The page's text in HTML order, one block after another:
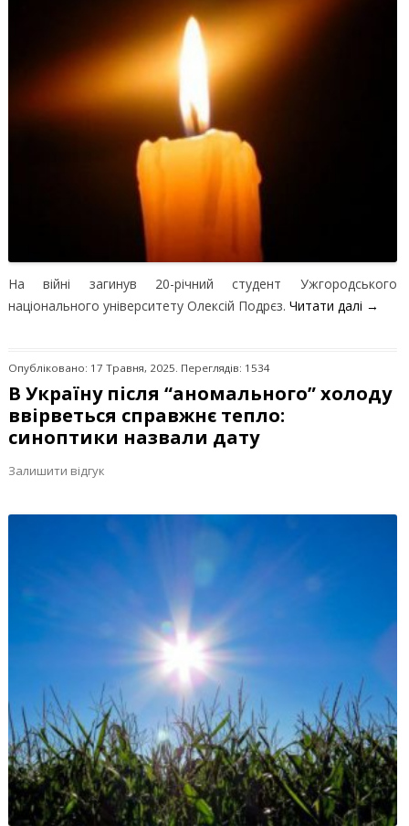
На війні загинув 20-річний студент Ужгородського
національного університету Олексій Подрєз. Читати далі →
Опубліковано: 17 Травня, 2025. Переглядів: 1534
В Україну після “аномального” холоду
ввірветься справжнє тепло:
синоптики назвали дату
Залишити відгук